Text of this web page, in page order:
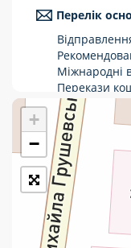
Фінансові
Термінові
Перекази
Комунальні
Перелік
Міжнародні
Перекази
Приймання
Поповнення
Оформлення
журнали
Послуги
Операції з
готівки
Виплата
Продаж
+
−